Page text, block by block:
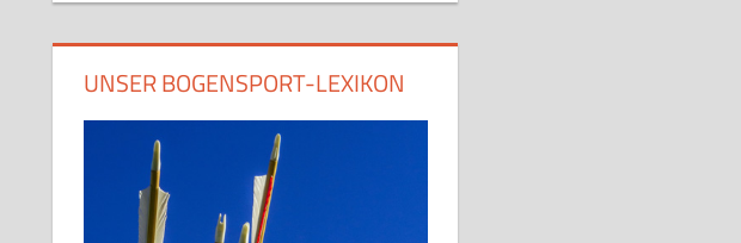
UNSER BOGENSPORT-LEXIKON